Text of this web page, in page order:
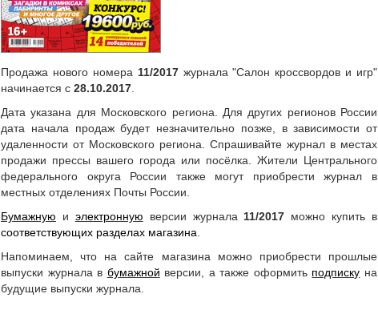
Продажа нового номера 11/2017журнала "Салон кроссвордов и игр"
начинается с 28.10.2017
Дата указана для Московского региона. Для других регионов России
дата начала продаж будет незначительно позже, в зависимости от
удаленности от Московского региона. Спрашивайте журнал в местах
продажи прессы вашего города или посёлка.
Жители Центрального
федерального округа России также могут приобрести журнал в
местных отделениях Почты России.
Бумажную и электронную версии журнала 11/2017 можно купить в
соответствующих разделах магазина
Напоминаем, что на сайте магазина можно приобрести прошлые
выпуски журнала в бумажной версии, а также оформить подписку на
будущие выпуски журнала.